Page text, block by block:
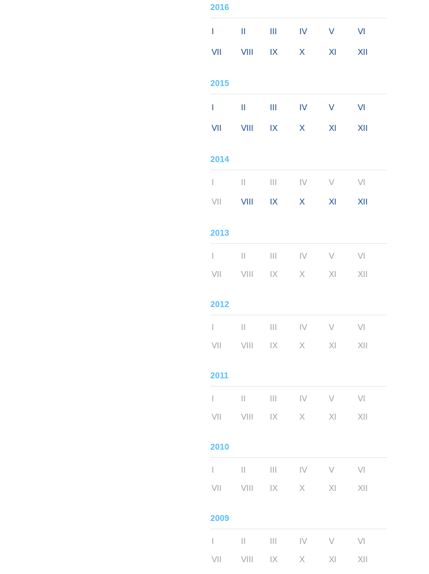
2016
I II III IV V VI
VII VIII IX X XI XII
2015
I II III IV V VI
VII VIII IX X XI XII
2014
I II III IV V VI
VII VIII IX X XI XII
2013
I II III IV V
VI
VII
VIII IX X XI XII
2012
I II III IV V
VI
VII
VIII IX X XI XII
2011
I II III IV V
VI
VII
VIII IX X XI XII
2010
I II III IV V
VI
VII
VIII IX X XI XII
2009
I II III IV V
VI
VII
VIII IX X XI XII